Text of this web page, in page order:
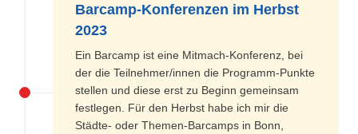
Barcamp-Konferenzen im Herbst
2023
Ein Barcamp ist eine Mitmach-Konferenz, bei
der die Teilnehmer/innen die Programm-Punkte
stellen und diese erst zu Beginn gemeinsam
festlegen. Für den Herbst habe ich mir die
Städte- oder Themen-Barcamps in Bonn,